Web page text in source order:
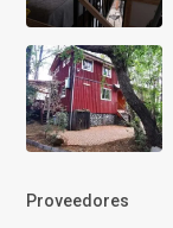
Proveedores